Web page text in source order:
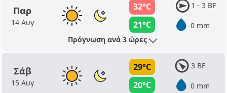
Παρ
14 Αυγ
32°C
21°C
1 - 3 BF
0 mm
Πρόγνωση ανά 3 ώρες
Σάβ
15 Αυγ
29°C
20°C
3 BF
0 mm